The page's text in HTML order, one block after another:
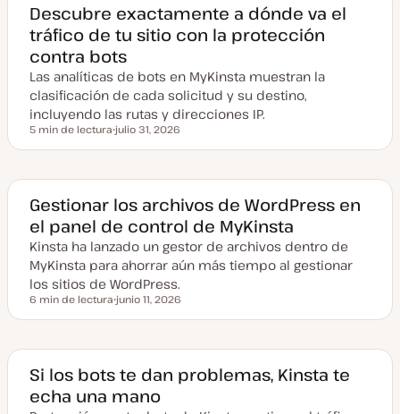
Descubre exactamente a dónde va el
tráfico de tu sitio con la protección
contra bots
Las analíticas de bots en MyKinsta muestran la
clasificación de cada solicitud y su destino,
incluyendo las rutas y direcciones IP.
Tiempo de lectura
5 min de lectura
e
a
c
t
u
a
i
z
a
d
julio 31, 2026
Gestionar los archivos de WordPress en
el panel de control de MyKinsta
Kinsta ha lanzado un gestor de archivos dentro de
MyKinsta para ahorrar aún más tiempo al gestionar
los sitios de WordPress.
Tiempo de lectura
6 min de lectura
e
c
t
u
junio 11, 2026
Si los bots te dan problemas, Kinsta te
echa una mano